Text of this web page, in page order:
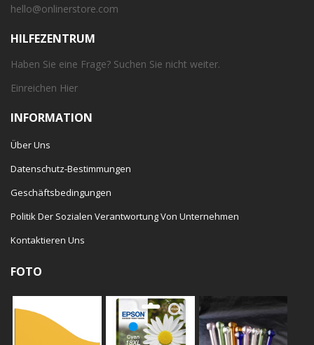
hello@onlinerstore.com
HILFEZENTRUM
Haben Sie eine Frage? Suchen Sie nicht weiter.
Einreichen Hier
INFORMATION
Über Uns
Datenschutz-Bestimmungen
Geschäftsbedingungen
Politik Der Sozialen Verantwortung Von Unternehmen
Kontaktieren Uns
FOTO